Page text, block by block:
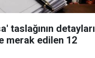
taslağının detayları
merak edilen 12